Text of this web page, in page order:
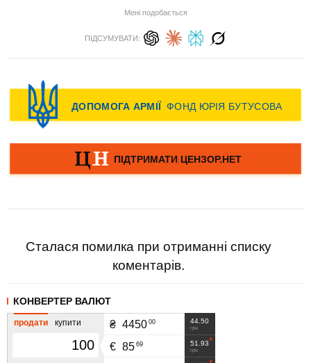
Мені подобається
ПІДСУМУВАТИ:
Сталася помилка при отриманні списку
коментарів.
КОНВЕРТЕР ВАЛЮТ
продати купити 44.50
грн
₴ 4450 00
51.93
грн
€ 85 69